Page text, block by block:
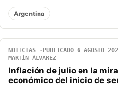
Argentina
NOTICIAS PUBLICADO 6 AGOSTO
MARTÍN ÁLVAREZ
Inflación de julio en la
económico del inicio de